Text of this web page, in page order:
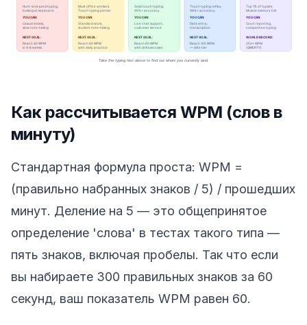
Как рассчитывается WPM (слов в
минуту)
Стандартная формула проста: WPM =
(правильно набранных знаков / 5) / прошедших
минут. Деление на 5 — это общепринятое
определение 'слова' в тестах такого типа —
пять знаков, включая пробелы. Так что если
вы набираете 300 правильных знаков за 60
секунд, ваш показатель WPM равен 60.